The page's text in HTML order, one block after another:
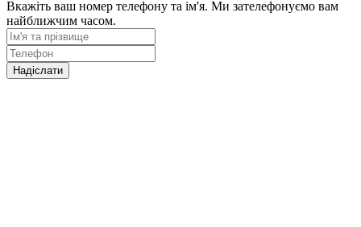
Вкажіть ваш номер телефону та ім'я. Ми зателефонуємо вам
найближчим часом.
Надіслати